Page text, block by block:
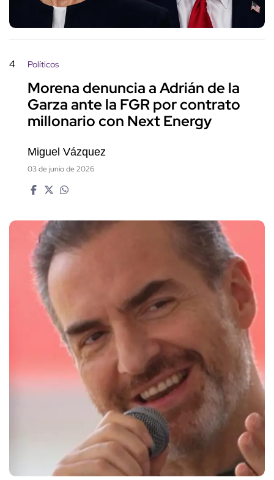
4 Políticos
Morena denuncia a Adrián de la
Garza ante la FGR por contrato
millonario con Next Energy
Miguel Vázquez
03 de junio de 2026